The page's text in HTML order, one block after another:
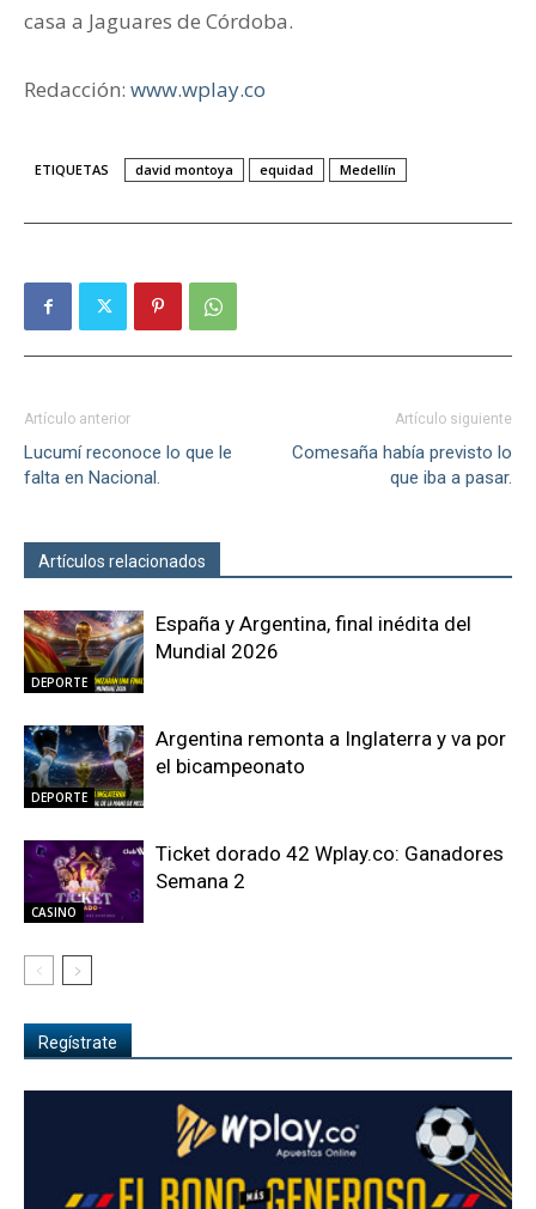
casa a Jaguares de Córdoba.
Redacción: www.wplay.co
ETIQUETAS david montoya equidad Medellín
Artículo anterior
Lucumí reconoce lo que le
falta en Nacional.
Artículo siguiente
Comesaña había previsto lo
que iba a pasar.
Artículos relacionados
DEPORTE
España y Argentina, final inédita del
Mundial 2026
DEPORTE
Argentina remonta a Inglaterra y va por
el bicampeonato
CASINO
Ticket dorado 42 Wplay.co: Ganadores
Semana 2
Regístrate